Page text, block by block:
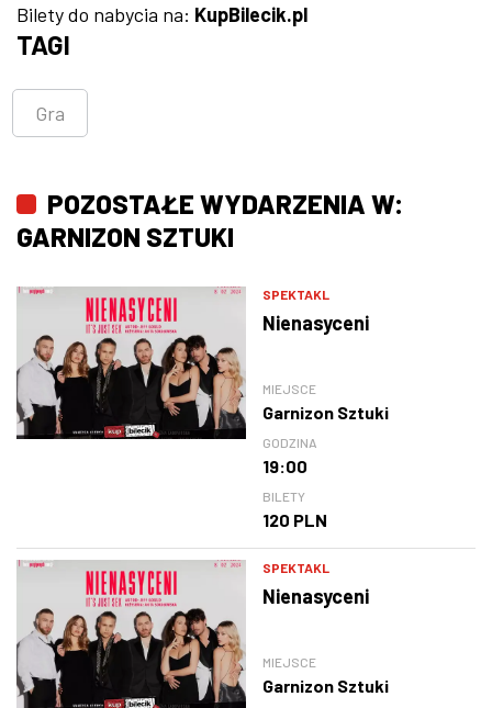
Bilety do nabycia na: KupBilecik.pl
TAGI
Gra
POZOSTAŁE WYDARZENIA W:
GARNIZON SZTUKI
SPEKTAKL
Nienasyceni
MIEJSCE
Garnizon Sztuki
GODZINA
19:00
BILETY
120 PLN
SPEKTAKL
Nienasyceni
MIEJSCE
Garnizon Sztuki